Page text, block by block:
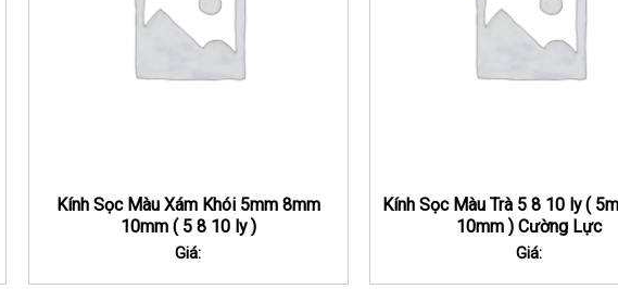
Kính Sọc Màu Xám Khói 5mm 8mm
10mm ( 5 8 10 ly )
Giá:
Kính Sọc Màu Trà 5 8 10 ly (
10mm ) Cường Lực
Giá: